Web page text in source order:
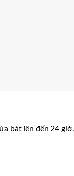
bát lên đến 24 giờ.